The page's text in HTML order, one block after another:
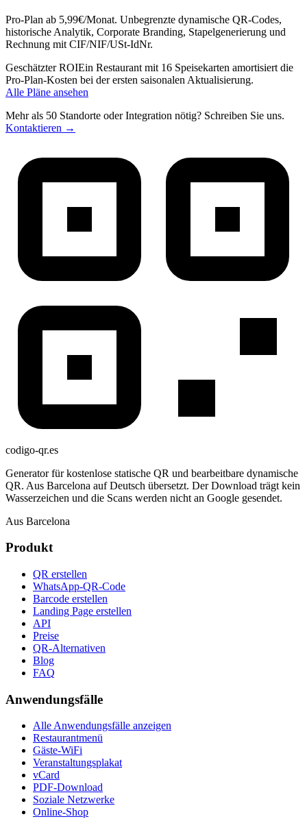
Pro-Plan ab 5,99€/Monat. Unbegrenzte dynamische QR-Codes,
historische Analytik, Corporate Branding, Stapelgenerierung und
Rechnung mit CIF/NIF/USt-IdNr.
Geschätzter ROIEin Restaurant mit 16 Speisekarten amortisiert die
Pro-Plan-Kosten bei der ersten saisonalen Aktualisierung.
Alle Pläne ansehen
Mehr als 50 Standorte oder Integration nötig? Schreiben Sie uns.
Kontaktieren →
codigo-qr.es
Generator für kostenlose statische QR und bearbeitbare dynamische
QR. Aus Barcelona auf Deutsch übersetzt. Der Download trägt kein
Wasserzeichen und die Scans werden nicht an Google gesendet.
Aus Barcelona
Produkt
QR erstellen
WhatsApp-QR-Code
Barcode erstellen
Landing Page erstellen
API
Preise
QR-Alternativen
Blog
FAQ
Anwendungsfälle
Alle Anwendungsfälle anzeigen
Restaurantmenü
Gäste-WiFi
Veranstaltungsplakat
vCard
PDF-Download
Soziale Netzwerke
Online-Shop